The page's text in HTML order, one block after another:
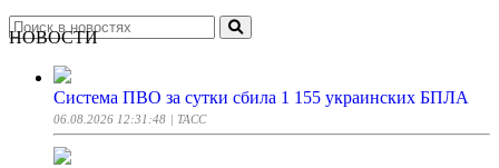
НОВОСТИ
Система ПВО за сутки сбила 1 155 украинских БПЛА
06.08.2026 12:31:48 | ТАСС